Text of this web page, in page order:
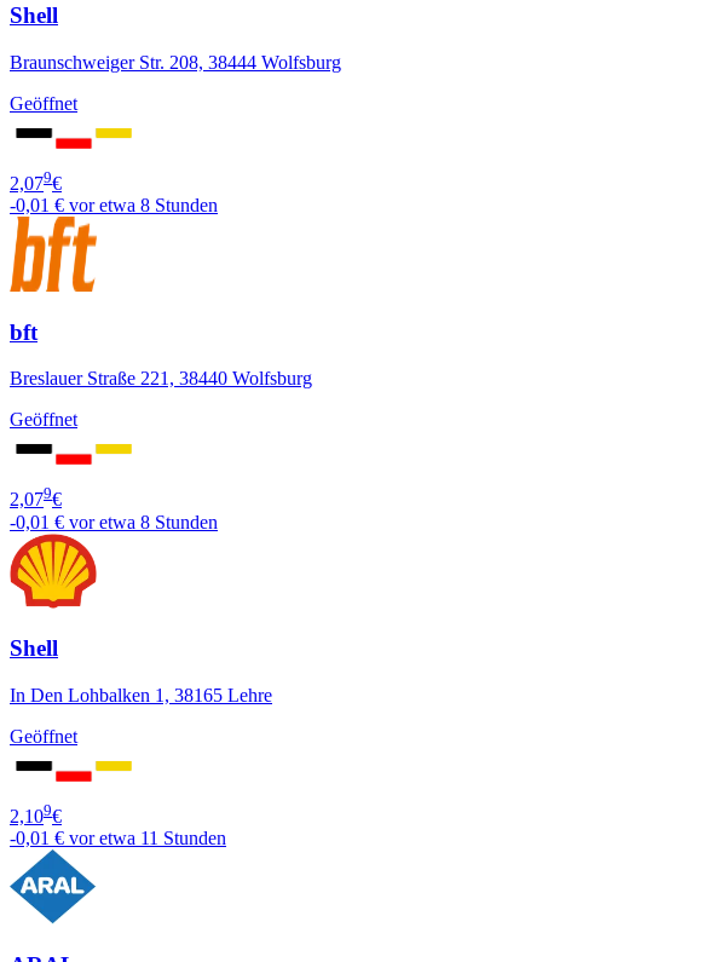
Shell
Braunschweiger Str. 208, 38444 Wolfsburg
Geöffnet
2,079€
-0,01 € vor etwa 8 Stunden
bft
Breslauer Straße 221, 38440 Wolfsburg
Geöffnet
2,079€
-0,01 € vor etwa 8 Stunden
Shell
In Den Lohbalken 1, 38165 Lehre
Geöffnet
2,109€
-0,01 € vor etwa 11 Stunden